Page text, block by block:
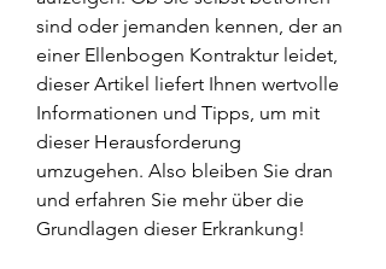
sind oder jemanden kennen, der an
einer Ellenbogen Kontraktur leidet,
dieser Artikel liefert Ihnen wertvolle
Informationen und Tipps, um mit
dieser Herausforderung
umzugehen. Also bleiben Sie dran
und erfahren Sie mehr über die
Grundlagen dieser Erkrankung!